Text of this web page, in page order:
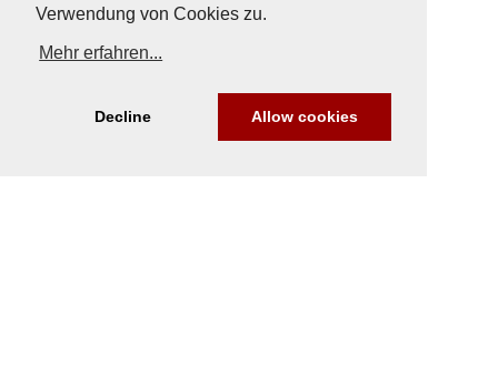
Verwendung von Cookies zu.
Mehr erfahren...
Decline Allow cookies